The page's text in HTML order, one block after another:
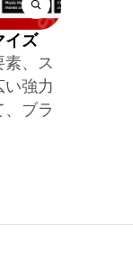
イズ
、ス
い強力
ブラ